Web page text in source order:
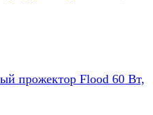
прожектор Flood 60 Вт,